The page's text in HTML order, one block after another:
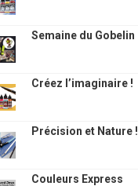
Semaine du Gobelin
Créez l’imaginaire !
Précision et Nature !
Couleurs Express